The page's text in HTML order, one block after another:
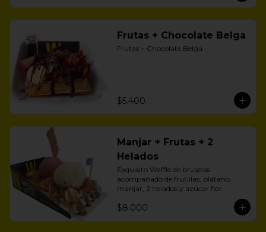
Frutas + Chocolate Belga
Frutas + Chocolate Belga
$5.400
Manjar + Frutas + 2
Helados
Exquisito Waffle de bruselas
acompañado de frutillas, plátano,
manjar, 2 helados y azúcar flor.
$8.000